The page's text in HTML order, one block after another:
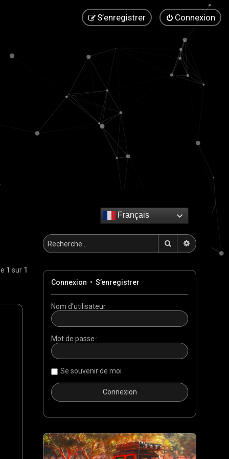
Connexion
S’enregistrer
Français
1 sur 1
Rechercher
Connexion •S’enregistrer
Nom d’utilisateur :
Mot de passe :
Se souvenir de moi